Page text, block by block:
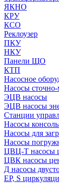
ЯКНО
КРУ
КСО
Реклоузер
ПКУ
НКУ
Панели ЩО
КТП
Насосное
Насосы
ЭЦВ насосы
ЭЦВ насосы
Станции
Насосы
Насосы для
Насосы
ЦВЦ-Т насосы
ЦВК насосы
Д насосы
EP, S